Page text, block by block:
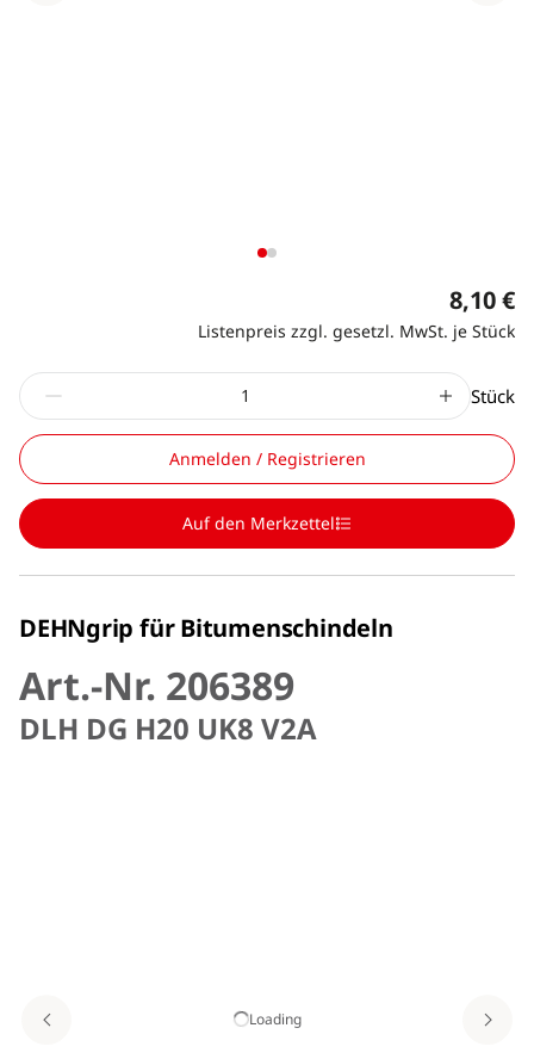
8,10 €
Listenpreis zzgl. gesetzl. MwSt. je Stück
Stück
Anmelden / Registrieren
Auf den Merkzettel
DEHNgrip für Bitumenschindeln
Art.-Nr. 206389
DLH DG H20 UK8 V2A
Loading